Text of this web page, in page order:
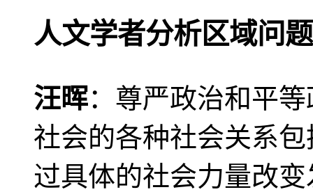
人文学者分析区域问题
汪晖：尊严政治和平
社会的各种社会关系
过具体的社会力量改